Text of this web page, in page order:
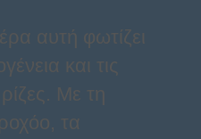
αυτή φωτίζει
και τις
Με τη
τα